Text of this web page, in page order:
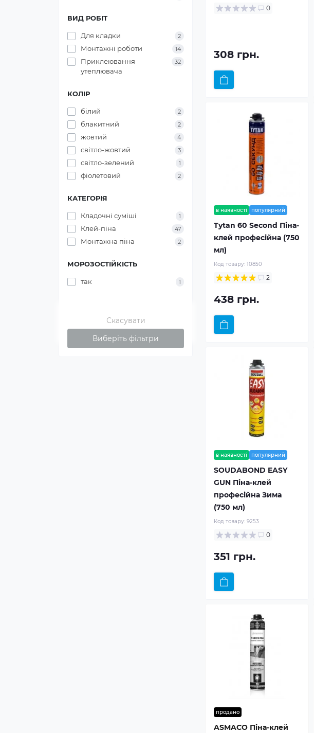
ВИД РОБІТ
Для кладки 2
Монтажні роботи 14
Приклеювання
утеплювача
32
КОЛІР
білий 2
блакитний 2
жовтий 4
світло-жовтий 3
світло-зелений 1
фіолетовий 2
КАТЕГОРІЯ
Кладочні суміші 1
Клей-піна 47
Монтажна піна 2
МОРОЗОСТІЙКІСТЬ
так 1
Скасувати
Виберіть фільтри
0
308 грн.
в наявності популярний
Tytan 60 Second Піна-
клей професійна (750
мл)
Код товару: 10850
2
438 грн.
в наявності популярний
SOUDABOND EASY
GUN Піна-клей
професійна Зима
(750 мл)
Код товару: 9253
0
351 грн.
продано
ASMACO Піна-клей